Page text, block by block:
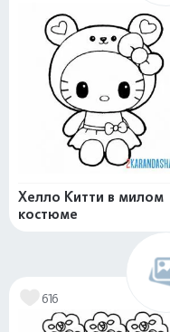
Хелло Китти в милом
костюме
616